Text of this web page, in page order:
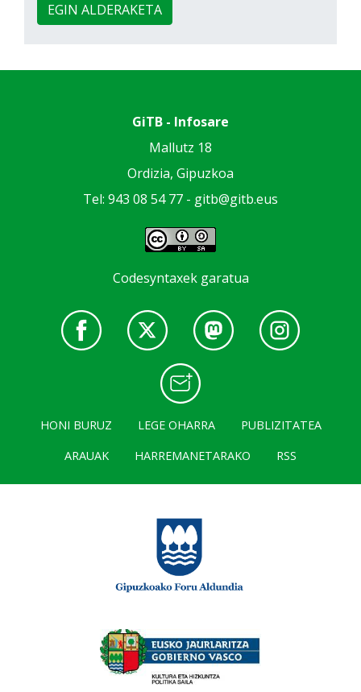
EGIN ALDERAKETA
GiTB - Infosare
Mallutz 18
Ordizia, Gipuzkoa
Tel: 943 08 54 77 - gitb@gitb.eus
Codesyntaxek garatua
HONI BURUZ LEGE OHARRA
PUBLIZITATEA
ARAUAK
HARREMANETARAKO RSS